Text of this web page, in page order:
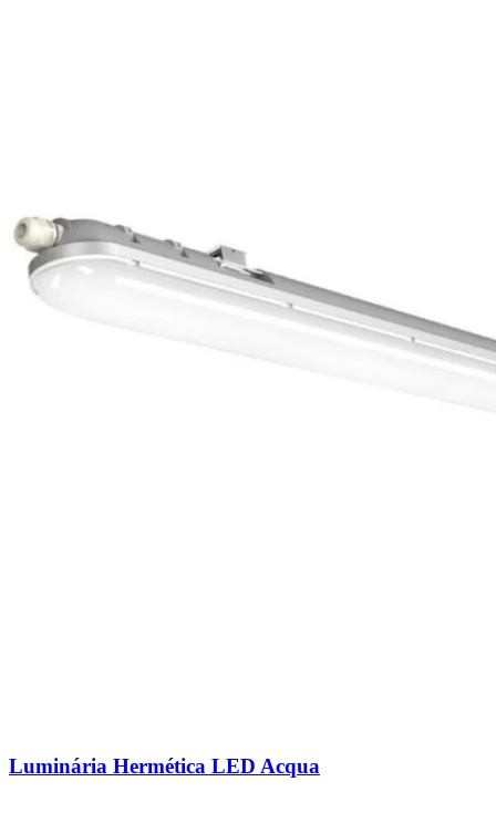
Luminária Hermética LED Acqua